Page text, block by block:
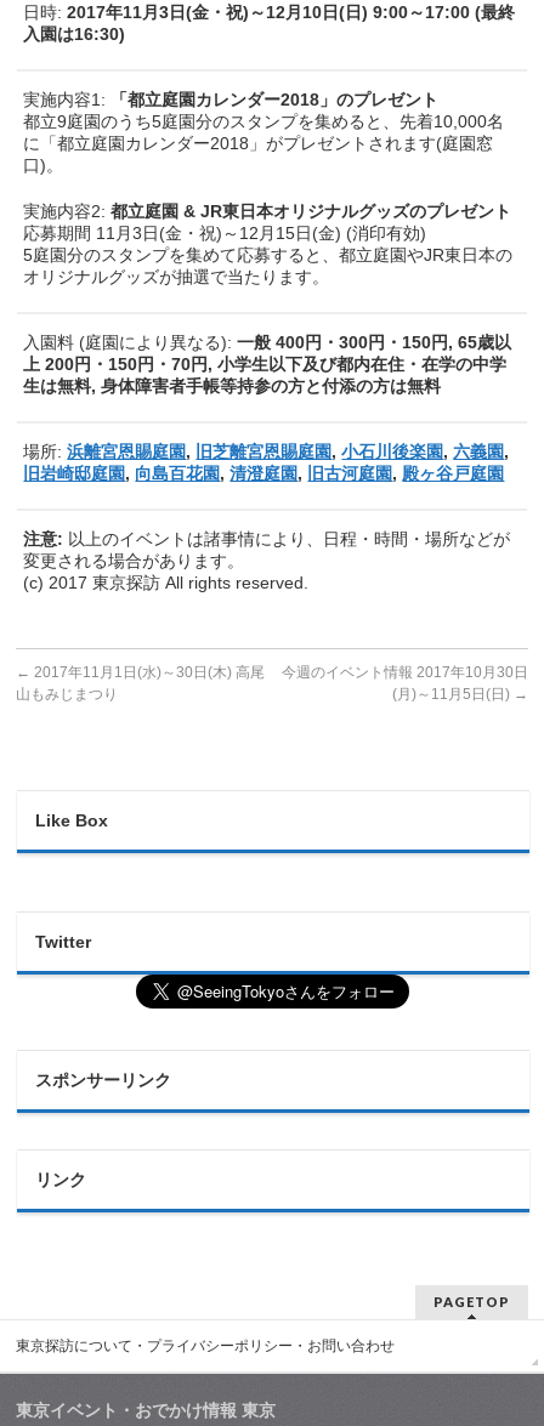
日時:2017年11月3日(金・祝)～12月10日(日) 9:00～17:00 (最終
入園は16:30)
実施内容1:
「都立庭園カレンダー2018」のプレゼント
都立9庭園のうち5庭園分のスタンプを集めると、先着10,000名
に「都立庭園カレンダー2018」がプレゼントされます(庭園窓
口)。
実施内容2:都立庭園 & JR東日本オリジナルグッズのプレゼント
応募期間 11月3日(金・祝)～12月15日(金) (消印有効)
5庭園分のスタンプを集めて応募すると、都立庭園やJR東日本の
オリジナルグッズが抽選で当たります。
入園料 (庭園により異なる):一般 400円・300円・150円, 65歳以
上 200円・150円・70円, 小学生以下及び都内在住・在学の中学
生は無料, 身体障害者手帳等持参の方と付添の方は無料
場所:浜離宮恩賜庭園, 旧芝離宮恩賜庭園,小石川後楽園,六義園,
旧岩崎邸庭園, 向島百花園,清澄庭園, 旧古河庭園, 殿ヶ谷戸庭園
注意: 以上のイベントは諸事情により、日程・時間・場所などが
変更される場合があります。
(c) 2017 東京探訪 All rights reserved.
← 2017年11月1日(水)～30日(木) 高尾
山もみじまつり
今週のイベント情報 2017年10月30日
(月)～11月5日(日) →
Like Box
Twitter
スポンサーリンク
リンク
PAGETOP
東京探訪について・プライバシーポリシー・お問い合わせ
東京イベント・おでかけ情報 東京